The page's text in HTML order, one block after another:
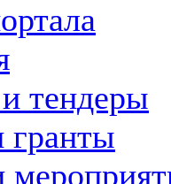
тендеры
гранты